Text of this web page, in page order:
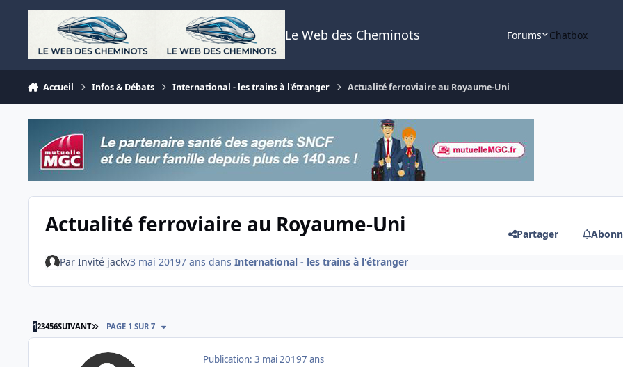
Aller au contenu
Le Web des Cheminots Forums Chatbox
Accueil Infos & Débats International - les trains à l'étranger Actualité ferroviaire au Royaume-Uni
Actualité ferroviaire au Royaume-Uni Partager
Par Invité jackv3 mai 20197 ans dans International - les trains à l'étranger
123456SUIVANT DERNIÈRE PAGE
PAGE 1 SUR 7
Publication: 3 mai 20197 ans